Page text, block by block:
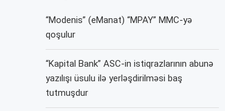
“Modenis” (eManat) “MPAY” MMC-yə
qoşulur
“Kapital Bank” ASC-in istiqrazlarının abunə
yazılışı üsulu ilə yerləşdirilməsi baş
tutmuşdur